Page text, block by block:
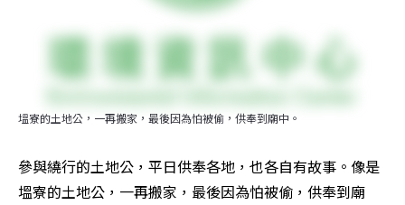
塭寮的土地公，一再搬家，最後因為怕被偷，供奉到廟中。
參與繞行的土地公，平日供奉各地，也各自有故事。像是
塭寮的土地公，一再搬家，最後因為怕被偷，供奉到廟